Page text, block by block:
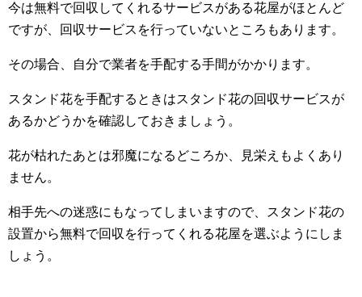
今は無料で回収してくれるサービスがある花屋がほとんど
ですが、回収サービスを行っていないところもあります。
その場合、自分で業者を手配する手間がかかります。
スタンド花を手配するときはスタンド花の回収サービスが
あるかどうかを確認しておきましょう。
花が枯れたあとは邪魔になるどころか、見栄えもよくあり
ません。
相手先への迷惑にもなってしまいますので、スタンド花の
設置から無料で回収を行ってくれる花屋を選ぶようにしま
しょう。